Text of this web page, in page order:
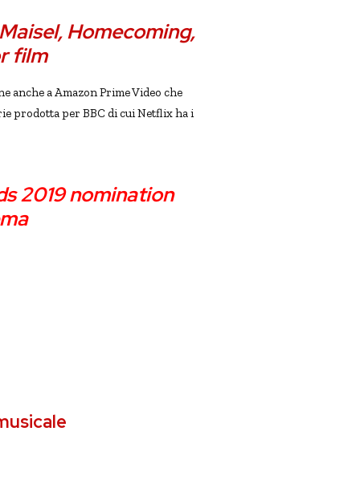
Homecoming,
film
anche a Amazon Prime Video che
prodotta per BBC di cui Netflix ha i
2019 nomination